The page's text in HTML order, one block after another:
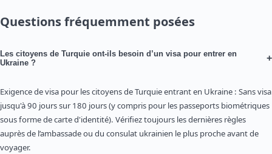
Questions fréquemment posées
Les citoyens de Turquie ont-ils besoin d’un visa pour entrer en
Ukraine ?
+
Exigence de visa pour les citoyens de Turquie entrant en Ukraine : Sans visa
jusqu'à 90 jours sur 180 jours (y compris pour les passeports biométriques
sous forme de carte d'identité). Vérifiez toujours les dernières règles
auprès de l’ambassade ou du consulat ukrainien le plus proche avant de
voyager.